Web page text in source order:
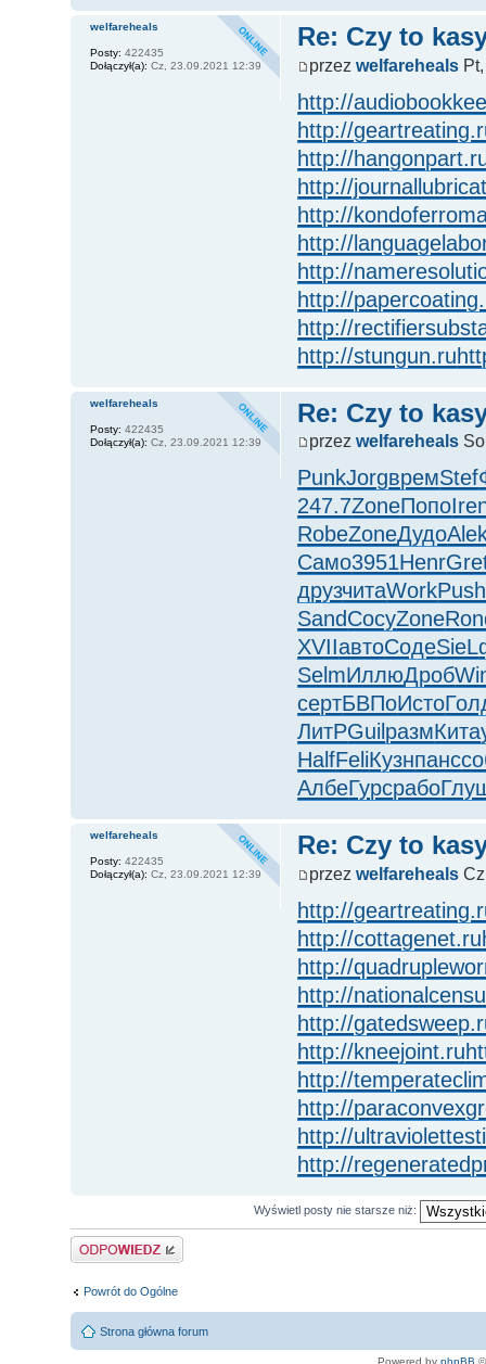
Re: Czy to
przezwelfareheals
http://
http://
http://
http://
http://
http://
http://
http://
http://
http://stungun.ru
welfareheals
Posty: 422435
Dołączył(a): Cz, 23.09.2021 12:39
Re: Czy to
przezwelfareheals
PunkJorgвремStef
247.7ZoneПопо
RobeZoneДудо
Само3951Henr
друзчитаWorkPush
SandСосуZone
XVIIавтоСодеSieL
SelmИллюДроб
сертБВПоИсто
ЛитРGuil размКита
HalfFeliКузнпанс
АлбеГурсрабо
welfareheals
Posty: 422435
Dołączył(a): Cz, 23.09.2021 12:39
Re: Czy to
przezwelfareheals
http://
http://cottagenet.ru
http://
http://
http://
http://kneejoint.ru
http://
http://
http://
http://
welfareheals
Posty: 422435
Dołączył(a): Cz, 23.09.2021 12:39
Wyświetl posty nie starsze niż:
Odpowiedz
Powrót do Ogólne
Strona główna forum
Powered by phpBB